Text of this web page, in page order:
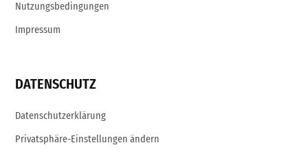
Nutzungsbedingungen
Impressum
DATENSCHUTZ
Datenschutzerklärung
Privatsphäre-Einstellungen ändern